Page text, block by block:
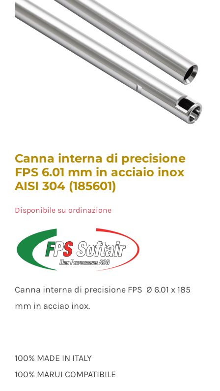
Canna interna di precisione
FPS 6.01 mm in acciaio inox
AISI 304 (185601)
Disponibile su ordinazione
Canna interna di precisione FPS Ø 6.01 x 185
mm in acciao inox.
100% MADE IN ITALY
100% MARUI COMPATIBILE